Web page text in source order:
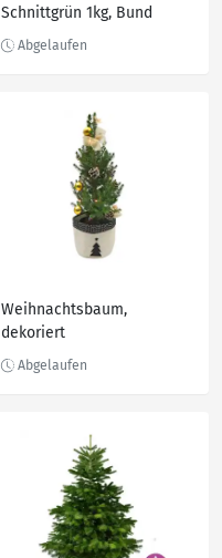
Schnittgrün 1kg, Bund
Weihnachtsbaum,
dekoriert